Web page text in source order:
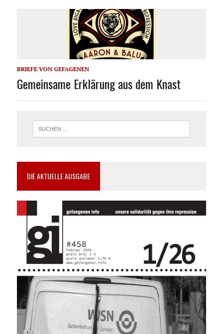
BRIEFE VON GEFAGENEN
Gemeinsame Erklärung aus dem Knast
DIE AKTUELLE AUSGABE